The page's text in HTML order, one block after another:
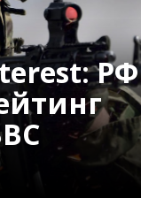
РФ